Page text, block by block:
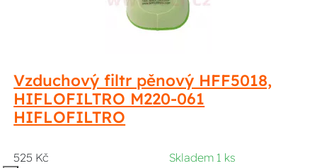
Vzduchový filtr pěnový HFF5018,
HIFLOFILTRO M220-061
HIFLOFILTRO
525 Kč
Skladem 1 ks